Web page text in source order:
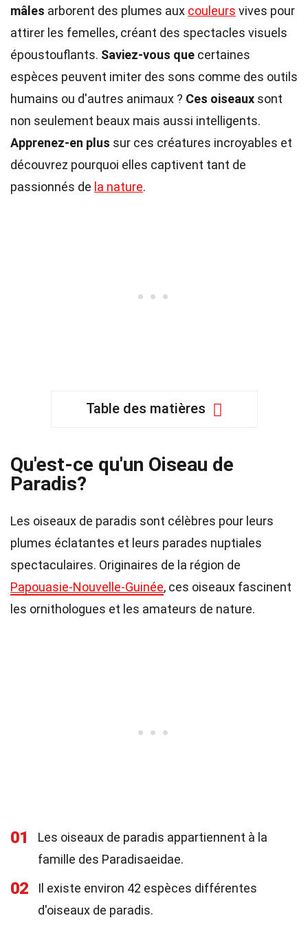
mâles arborent des plumes aux couleurs vives pour
attirer les femelles, créant des spectacles visuels
époustouflants. Saviez-vous que certaines
espèces peuvent imiter des sons comme des outils
humains ou d'autres animaux ? Ces oiseaux sont
non seulement beaux mais aussi intelligents.
Apprenez-en plus sur ces créatures incroyables et
découvrez pourquoi elles captivent tant de
passionnés de la nature.
Table des matières
Qu'est-ce qu'un Oiseau de
Paradis?
Les oiseaux de paradis sont célèbres pour leurs
plumes éclatantes et leurs parades nuptiales
spectaculaires. Originaires de la région de
Papouasie-Nouvelle-Guinée, ces oiseaux fascinent
les ornithologues et les amateurs de nature.
01
Les oiseaux de paradis appartiennent à la
famille des Paradisaeidae.
02
Il existe environ 42 espèces différentes
d'oiseaux de paradis.